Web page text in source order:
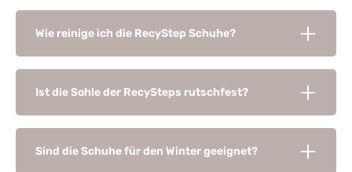
Wie reinige ich die RecyStep Schuhe?
Ist die Sohle der RecySteps rutschfest?
Sind die Schuhe für den Winter geeignet?